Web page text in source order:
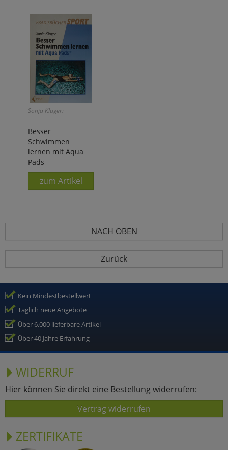
Sonja Kluger:
Besser
Schwimmen
lernen mit Aqua
Pads
zum Artikel
NACH OBEN
Zurück
Kein Mindestbestellwert
Täglich neue Angebote
Über 6.000 lieferbare Artikel
Über 40 Jahre Erfahrung
WIDERRUF
Hier können Sie direkt eine Bestellung widerrufen:
Vertrag widerrufen
ZERTIFIKATE